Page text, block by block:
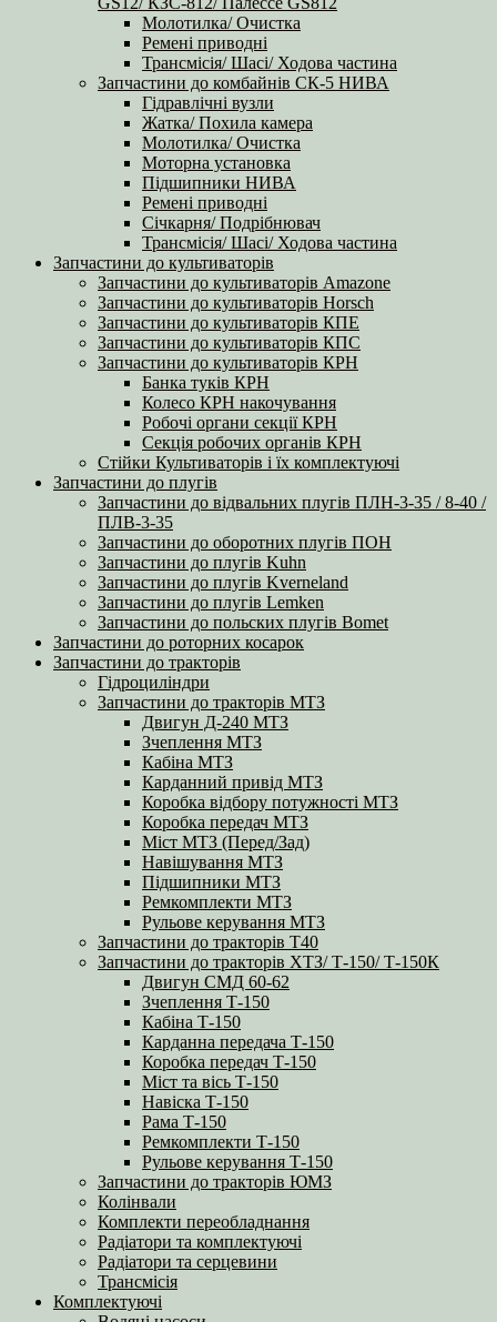
Молотилка/ Очистка
Ремені приводні
Трансмісія/ Шасі/ Ходова частина
Запчастини до комбайнів СК-5 НИВА
Гідравлічні вузли
Жатка/ Похила камера
Молотилка/ Очистка
Моторна установка
Підшипники НИВА
Ремені приводні
Січкарня/ Подрібнювач
Трансмісія/ Шасі/ Ходова частина
Запчастини до культиваторів
Запчастини до культиваторів Amazone
Запчастини до культиваторів Horsch
Запчастини до культиваторів КПЕ
Запчастини до культиваторів КПС
Запчастини до культиваторів КРН
Банка туків КРН
Колесо КРН накочування
Робочі органи секції КРН
Секція робочих органів КРН
Стійки Культиваторів і їх комплектуючі
Запчастини до плугів
Запчастини до відвальних плугів ПЛН-3-35 / 8-40 /
ПЛВ-3-35
Запчастини до оборотних плугів ПОН
Запчастини до плугів Kuhn
Запчастини до плугів Kverneland
Запчастини до плугів Lemken
Запчастини до польских плугів Bomet
Запчастини до роторних косарок
Запчастини до тракторів
Гідроциліндри
Запчастини до тракторів МТЗ
Двигун Д-240 МТЗ
Зчеплення МТЗ
Кабіна МТЗ
Карданний привід МТЗ
Коробка відбору потужності МТЗ
Коробка передач МТЗ
Міст МТЗ (Перед/Зад)
Навішування МТЗ
Підшипники МТЗ
Ремкомплекти МТЗ
Рульове керування МТЗ
Запчастини до тракторів Т40
Запчастини до тракторів ХТЗ/ Т-150/ Т-150К
Двигун СМД 60-62
Зчеплення Т-150
Кабіна Т-150
Карданна передача Т-150
Коробка передач Т-150
Міст та вісь Т-150
Навіска Т-150
Рама Т-150
Ремкомплекти Т-150
Рульове керування Т-150
Запчастини до тракторів ЮМЗ
Колінвали
Комплекти переобладнання
Радіатори та комплектуючі
Радіатори та серцевини
Трансмісія
Комплектуючі